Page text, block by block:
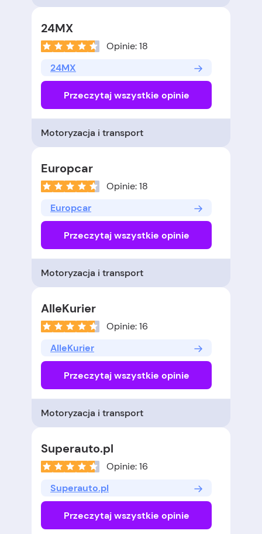
24MX
Opinie: 18
24MX
Przeczytaj wszystkie opinie
Motoryzacja i transport
Europcar
Opinie: 18
Europcar
Przeczytaj wszystkie opinie
Motoryzacja i transport
AlleKurier
Opinie: 16
AlleKurier
Przeczytaj wszystkie opinie
Motoryzacja i transport
Superauto.pl
Opinie: 16
Superauto.pl
Przeczytaj wszystkie opinie